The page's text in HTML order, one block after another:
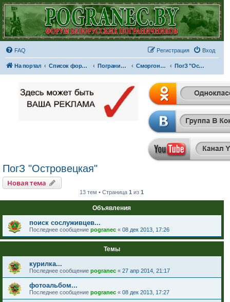
FAQ Вход
Регистрация
На портал Список форумов Пограничные отряды и части Сморгонская пограничная группа ПогЗ "Островецкая"
ПогЗ "Островецкая"
Новая тема
13 тем • Страница1 из1
Объявления
поиск сослуживцев...
Последнее сообщение pogranec « 08 дек 2013, 17:26
Темы
курилка...
Последнее сообщение pogranec « 27 апр 2014, 21:17
фотоальбом...
Последнее сообщение pogranec « 08 дек 2013, 17:27